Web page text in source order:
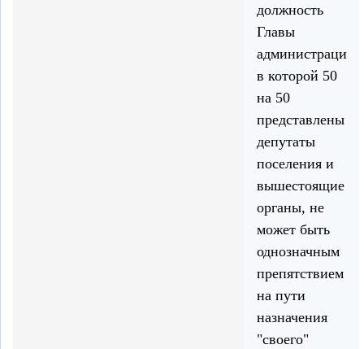
должность
Главы
администрации,
в которой 50
на 50
представлены
депутаты
поселения и
вышестоящие
органы, не
может быть
однозначным
препятствием
на пути
назначения
"своего"